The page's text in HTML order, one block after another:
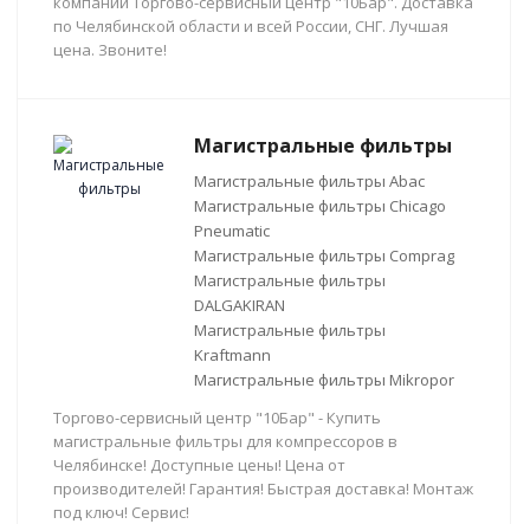
по Челябинской области и всей России, СНГ. Лучшая
цена. Звоните!
Магистральные фильтры
Магистральные фильтры Abac
Магистральные фильтры Chicago
Pneumatic
Магистральные фильтры Comprag
Магистральные фильтры
DALGAKIRAN
Магистральные фильтры
Kraftmann
Магистральные фильтры Mikropor
Торгово-сервисный центр "10Бар" - Купить
магистральные фильтры для компрессоров в
Челябинске! Доступные цены! Цена от
производителей! Гарантия! Быстрая доставка! Монтаж
под ключ! Сервис!